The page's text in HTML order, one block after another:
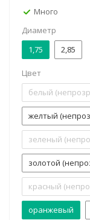
Много
Диаметр
1,75
2,85
Цвет
белый
желтый
зеленый
золотой
красный
оранжевый